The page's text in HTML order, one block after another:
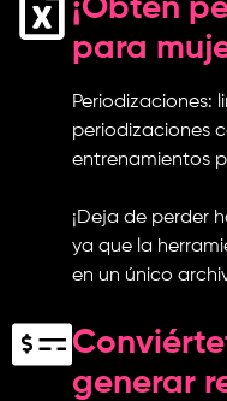
¡Obtén
para
Periodizaciones:
periodizaciones
entrenamientos
¡Deja de perder
ya que la
en un único
generar